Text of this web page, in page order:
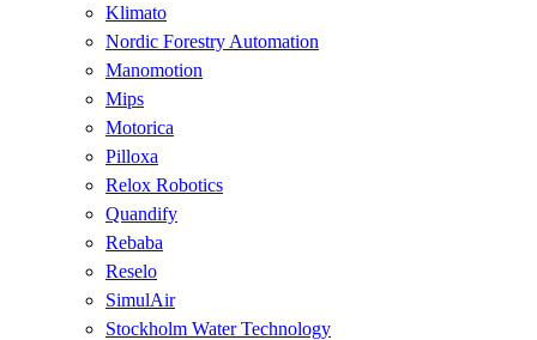
Klimato
Nordic Forestry Automation
Manomotion
Mips
Motorica
Pilloxa
Relox Robotics
Quandify
Rebaba
Reselo
SimulAir
Stockholm Water Technology